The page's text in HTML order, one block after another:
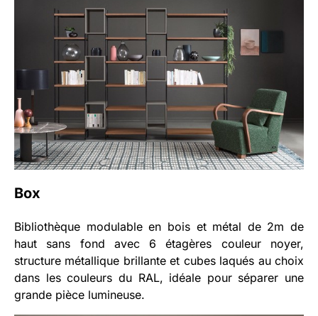
Box
Bibliothèque modulable en bois et métal de 2m de
haut sans fond avec 6 étagères couleur noyer,
structure métallique brillante et cubes laqués au choix
dans les couleurs du RAL, idéale pour séparer une
grande pièce lumineuse.